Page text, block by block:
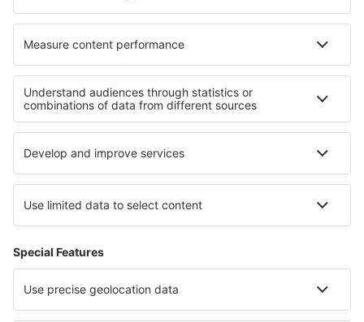
Cele mai bune hoteluri - regiuni
Hoteluri in Țara Bascilor Hoteluri in Castilia-La Mancha
Hoteluri in Gran Canaria Hoteluri in Costa Blanca
Hoteluri in Costa Tropical
Hoteluri în Ko Samui Hoteluri în Lituania